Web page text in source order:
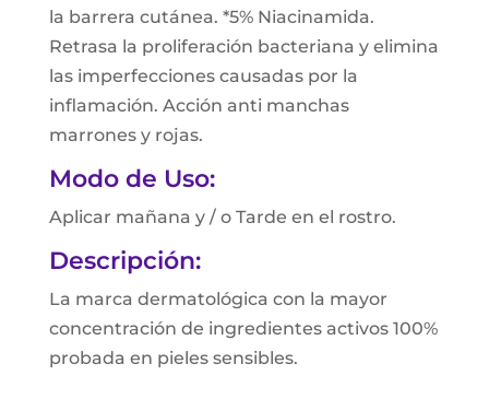
la barrera cutánea. *5% Niacinamida.
Retrasa la proliferación bacteriana y elimina
las imperfecciones causadas por la
inflamación. Acción anti manchas
marrones y rojas.
Modo de Uso:
Aplicar mañana y / o Tarde en el rostro.
Descripción:
La marca dermatológica con la mayor
concentración de ingredientes activos 100%
probada en pieles sensibles.